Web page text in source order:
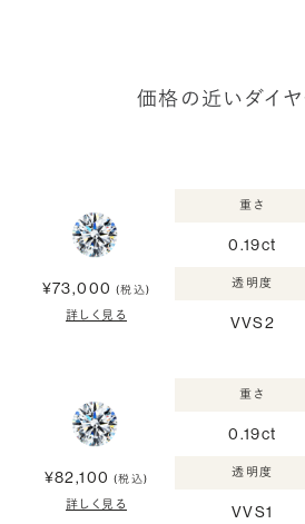
価格の近いダイヤ
¥73,000 (税込)
詳しく見る
重さ
0.19ct
透明度
VVS2
¥82,100 (税込)
詳しく見る
重さ
0.19ct
透明度
VVS1